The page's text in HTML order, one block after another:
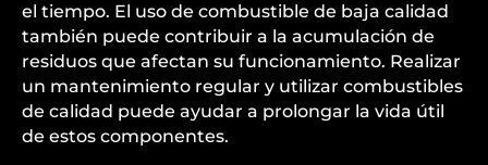
el tiempo. El uso de combustible de baja calidad
también puede contribuir a la acumulación de
residuos que afectan su funcionamiento. Realizar
un mantenimiento regular y utilizar combustibles
de calidad puede ayudar a prolongar la vida útil
de estos componentes.